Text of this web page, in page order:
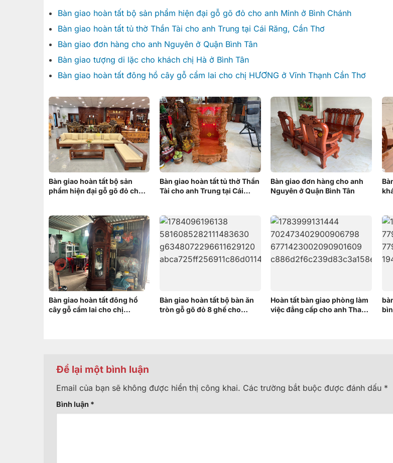
Bàn giao hoàn tất bộ sản phẩm hiện đại gỗ gõ đỏ cho anh Minh ở Bình Chánh
Bàn giao hoàn tất tủ thờ Thần Tài cho anh Trung tại Cái Răng, Cần Thơ
Bàn giao đơn hàng cho anh Nguyên ở Quận Bình Tân
Bàn giao tượng di lặc cho khách chị Hà ở Bình Tân
Bàn giao hoàn tất đông hồ cây gỗ cẩm lai cho chị HƯƠNG ở Vĩnh Thạnh Cần Thơ
Bàn giao hoàn tất bộ sản
phẩm hiện đại gỗ gõ đỏ cho
Bàn giao hoàn tất tủ thờ Thần
Tài cho anh Trung tại Cái
Bàn giao đơn hàng cho anh
Nguyên ở Quận Bình Tân
Bàn giao hoàn tất đông hồ
cây gỗ cẩm lai cho chị
Bàn giao hoàn tất bộ bàn ăn
tròn gỗ gõ đỏ 8 ghế cho
Hoàn tất bàn giao phòng làm
việc đẳng cấp cho anh Thanh
Để lại một bình luận
Email của bạn sẽ không được hiển thị công khai. Các trường bắt buộc được đánh dấu *
Bình luận *